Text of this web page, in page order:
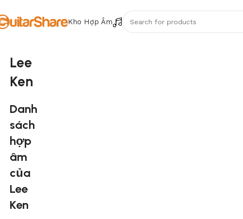
Kho Hợp Âm
Lee
Ken
Danh
sách
hợp
âm
của
Lee
Ken